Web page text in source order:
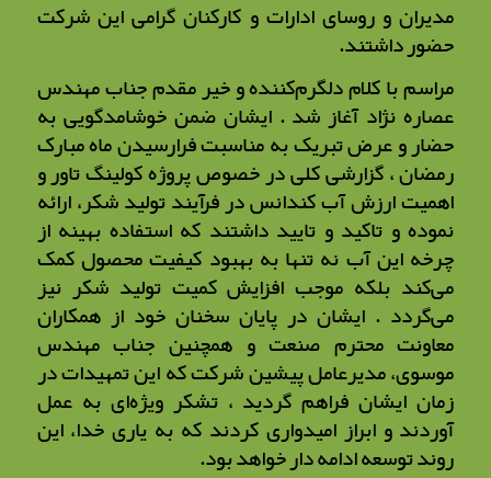
مدیران و روسای ادارات و کارکنان گرامی این شرکت
حضور داشتند.
مراسم با کلام دلگرم‌کننده و خیر مقدم جناب مهندس
عصاره نژاد آغاز شد . ایشان ضمن خوشامدگویی به
حضار و عرض تبریک به مناسبت فرارسیدن ماه مبارک
رمضان ، گزارشی کلی در خصوص پروژه کولینگ تاور و
اهمیت ارزش آب کندانس در فرآیند تولید شکر، ارائه
نموده و تاکید و تایید داشتند که استفاده بهینه از
چرخه این آب نه تنها به بهبود کیفیت محصول کمک
می‌کند بلکه موجب افزایش کمیت تولید شکر نیز
می‌گردد . ایشان در پایان سخنان خود از همکاران
معاونت محترم صنعت و همچنین جناب مهندس
موسوی، مدیرعامل پیشین شرکت که این تمهیدات در
زمان ایشان فراهم گردید ، تشکر ویژه‌ای به عمل
آوردند و ابراز امیدواری کردند که به یاری خدا، این
روند توسعه ادامه دار خواهد بود.